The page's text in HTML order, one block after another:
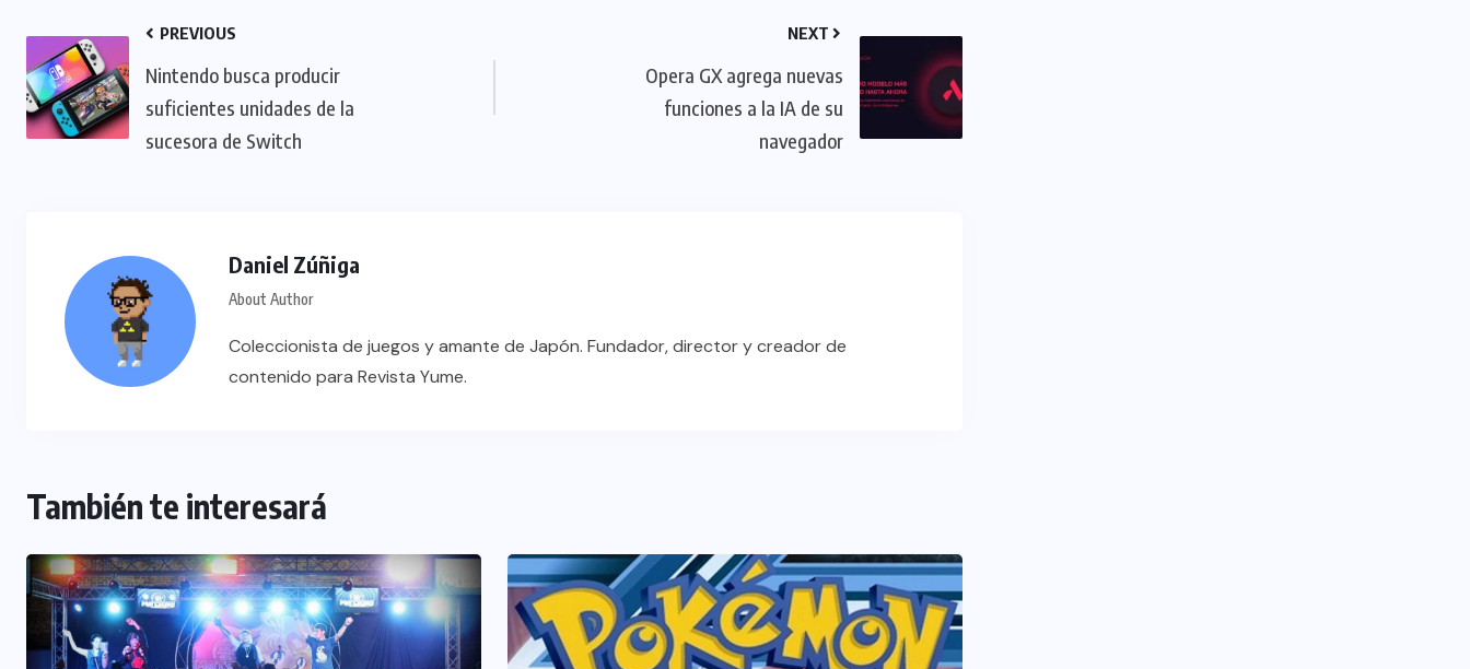
PREVIOUS
Nintendo busca producir
suficientes unidades de la
sucesora de Switch
NEXT
Opera GX agrega nuevas
funciones a la IA de su
navegador
Daniel Zúñiga
About Author
Coleccionista de juegos y amante de Japón. Fundador, director y creador de
contenido para Revista Yume.
También te interesará